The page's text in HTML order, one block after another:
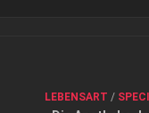
LEBENSART /